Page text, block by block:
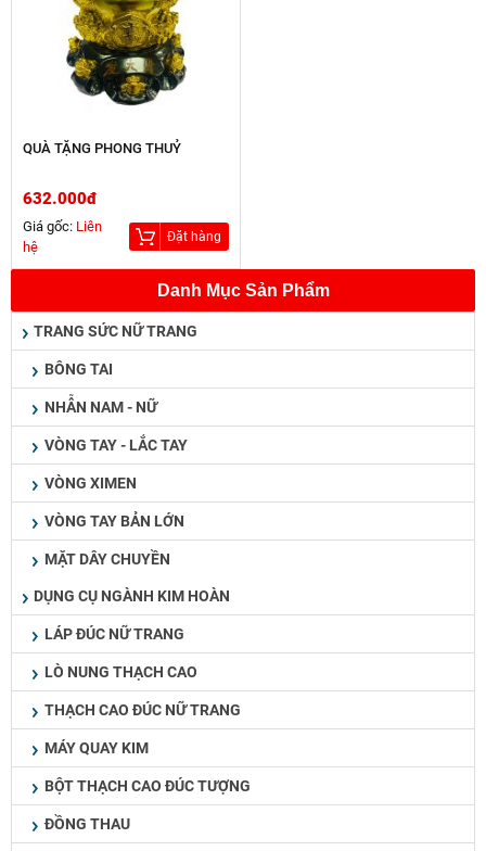
QUÀ TẶNG PHONG THUỶ
632.000đ
Giá gốc: Liên
hệ
Đặt hàng
Danh Mục Sản Phẩm
TRANG SỨC NỮ TRANG
BÔNG TAI
NHẪN NAM - NỮ
VÒNG TAY - LẮC TAY
VÒNG XIMEN
VÒNG TAY BẢN LỚN
MẶT DÂY CHUYỀN
DỤNG CỤ NGÀNH KIM HOÀN
LÁP ĐÚC NỮ TRANG
LÒ NUNG THẠCH CAO
THẠCH CAO ĐÚC NỮ TRANG
MÁY QUAY KIM
BỘT THẠCH CAO ĐÚC TƯỢNG
ĐỒNG THAU